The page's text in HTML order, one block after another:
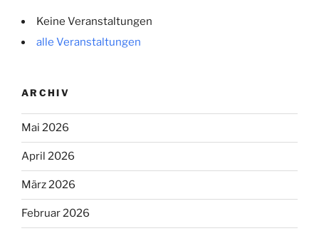
Keine Veranstaltungen
alle Veranstaltungen
ARCHIV
Mai 2026
April 2026
März 2026
Februar 2026